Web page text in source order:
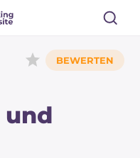
und